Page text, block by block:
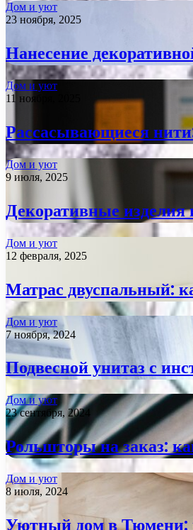
Дом и уют
23 ноября, 2025
Нанесение
Дом и уют
11 ноября, 2025
Рассасывающиеся
Дом и уют
9 июля, 2025
Декоративные
Дом и уют
12 февраля, 2025
Матрас двуспальный:
Дом и уют
7 ноября, 2024
Подвесной унитаз с
Дом и уют
23 сентября, 2024
Рольшторы на заказ:
Дом и уют
8 июля, 2024
Уютный дом в Тюмени: